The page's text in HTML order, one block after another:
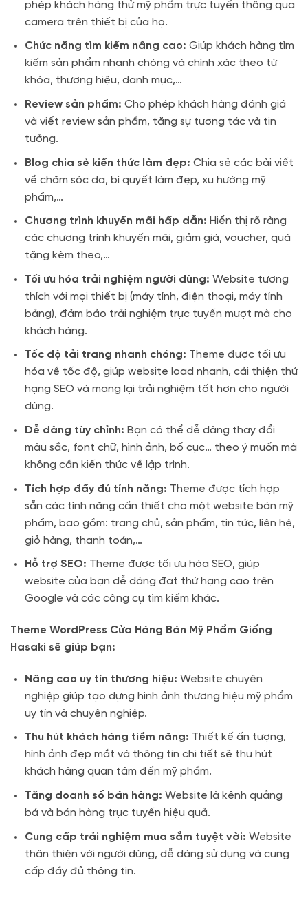
phép khách hàng thử mỹ phẩm trực tuyến thông qua
camera trên thiết bị của họ.
Chức năng tìm kiếm nâng cao: Giúp khách hàng tìm
kiếm sản phẩm nhanh chóng và chính xác theo từ
khóa, thương hiệu, danh mục,…
Review sản phẩm: Cho phép khách hàng đánh giá
và viết review sản phẩm, tăng sự tương tác và tin
tưởng.
Blog chia sẻ kiến thức làm đẹp: Chia sẻ các bài viết
về chăm sóc da, bí quyết làm đẹp, xu hướng mỹ
phẩm,…
Chương trình khuyến mãi hấp dẫn: Hiển thị rõ ràng
các chương trình khuyến mãi, giảm giá, voucher, quà
tặng kèm theo,…
Tối ưu hóa trải nghiệm người dùng: Website tương
thích với mọi thiết bị (máy tính, điện thoại, máy tính
bảng), đảm bảo trải nghiệm trực tuyến mượt mà cho
khách hàng.
Tốc độ tải trang nhanh chóng: Theme được tối ưu
hóa về tốc độ, giúp website load nhanh, cải thiện thứ
hạng SEO và mang lại trải nghiệm tốt hơn cho người
dùng.
Dễ dàng tùy chỉnh: Bạn có thể dễ dàng thay đổi
màu sắc, font chữ, hình ảnh, bố cục… theo ý muốn mà
không cần kiến thức về lập trình.
Tích hợp đầy đủ tính năng: Theme được tích hợp
sẵn các tính năng cần thiết cho một website bán mỹ
phẩm, bao gồm: trang chủ, sản phẩm, tin tức, liên hệ,
giỏ hàng, thanh toán,…
Hỗ trợ SEO: Theme được tối ưu hóa SEO, giúp
website của bạn dễ dàng đạt thứ hạng cao trên
Google và các công cụ tìm kiếm khác.
Theme WordPress Cửa Hàng Bán Mỹ Phẩm Giống
Hasaki sẽ giúp bạn:
Nâng cao uy tín thương hiệu: Website chuyên
nghiệp giúp tạo dựng hình ảnh thương hiệu mỹ phẩm
uy tín và chuyên nghiệp.
Thu hút khách hàng tiềm năng: Thiết kế ấn tượng,
hình ảnh đẹp mắt và thông tin chi tiết sẽ thu hút
khách hàng quan tâm đến mỹ phẩm.
Tăng doanh số bán hàng: Website là kênh quảng
bá và bán hàng trực tuyến hiệu quả.
Cung cấp trải nghiệm mua sắm tuyệt vời: Website
thân thiện với người dùng, dễ dàng sử dụng và cung
cấp đầy đủ thông tin.